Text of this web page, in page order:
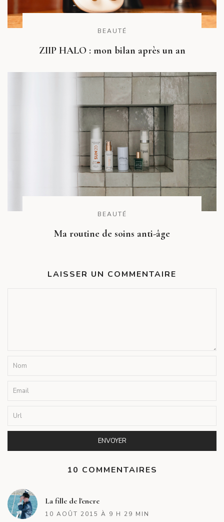
BEAUTÉ
ZIIP HALO : mon bilan après un an
BEAUTÉ
Ma routine de soins anti-âge
LAISSER UN COMMENTAIRE
10 COMMENTAIRES
La fille de l'encre
10 AOÛT 2015 À 9 H 29 MIN